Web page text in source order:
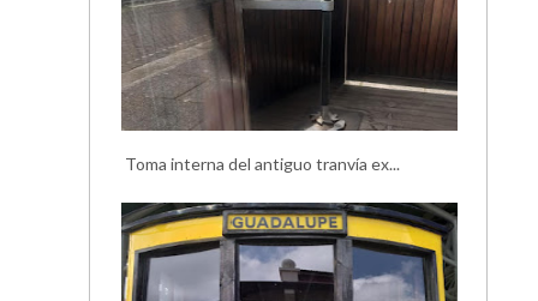
Toma interna del antiguo tranvía ex...